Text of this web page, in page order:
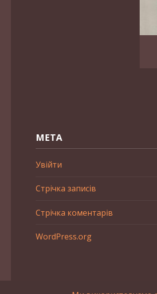
МЕТА
Увійти
Стрічка записів
Стрічка коментарів
WordPress.org